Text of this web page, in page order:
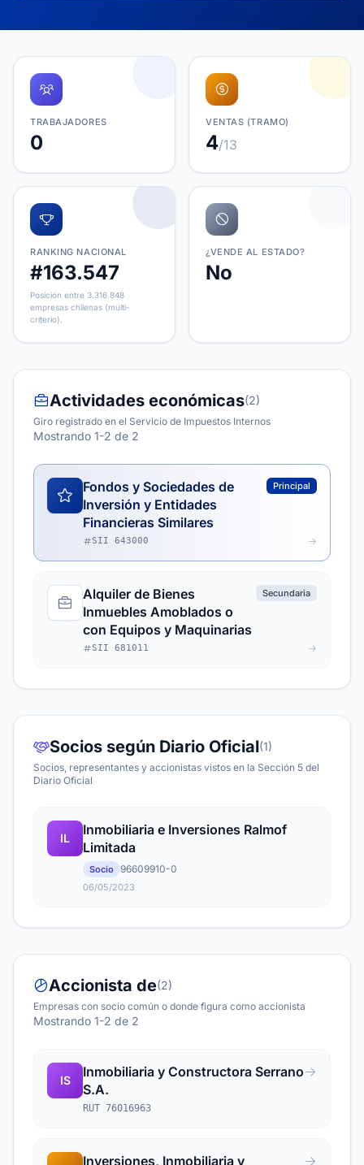
TRABAJADORES
0
VENTAS (TRAMO)
4/13
RANKING NACIONAL
#163.547
Posición entre 3.316.848
empresas chilenas (multi-
criterio).
¿VENDE AL ESTADO?
No
Actividades económicas(2)
Giro registrado en el Servicio de Impuestos Internos
Mostrando 1-2 de 2
Fondos y Sociedades de
Inversión y Entidades
Financieras Similares
Principal
SII 643000
Alquiler de Bienes
Inmuebles Amoblados o
con Equipos y Maquinarias
Secundaria
SII 681011
Socios según Diario Oficial(1)
Socios, representantes y accionistas vistos en la Sección 5 del
Diario Oficial
IL
Inmobiliaria e Inversiones Ralmof
Limitada
Socio 96609910-0
06/05/2023
Accionista de(2)
Empresas con socio común o donde figura como accionista
Mostrando 1-2 de 2
IS
Inmobiliaria y Constructora Serrano
S.A.
RUT 76016963
Inversiones, Inmobiliaria y